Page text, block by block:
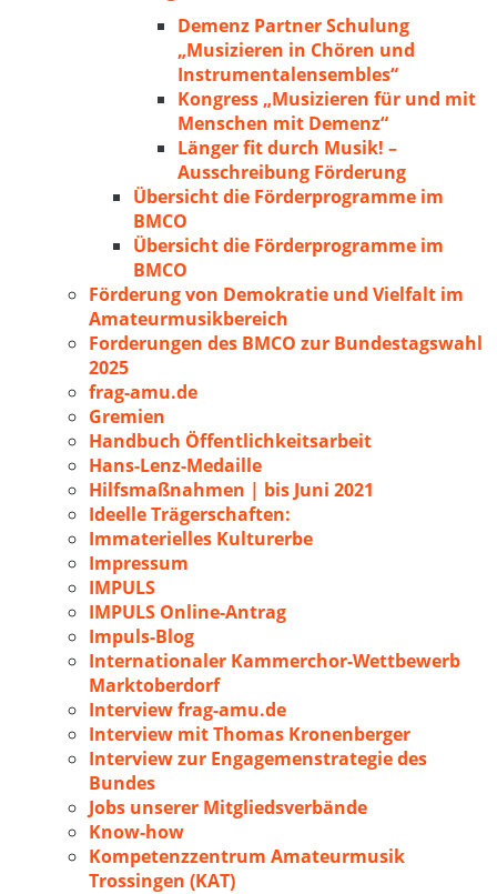
Demenz Partner Schulung
„Musizieren in Chören und
Instrumentalensembles“
Kongress „Musizieren für und mit
Menschen mit Demenz“
Länger fit durch Musik! –
Ausschreibung Förderung
Übersicht die Förderprogramme im
BMCO
Übersicht die Förderprogramme im
BMCO
Förderung von Demokratie und Vielfalt im
Amateurmusikbereich
Forderungen des BMCO zur Bundestagswahl
2025
frag-amu.de
Gremien
Handbuch Öffentlichkeitsarbeit
Hans-Lenz-Medaille
Hilfsmaßnahmen | bis Juni 2021
Ideelle Trägerschaften:
Immaterielles Kulturerbe
Impressum
IMPULS
IMPULS Online-Antrag
Impuls-Blog
Internationaler Kammerchor-Wettbewerb
Marktoberdorf
Interview frag-amu.de
Interview mit Thomas Kronenberger
Interview zur Engagemenstrategie des
Bundes
Jobs unserer Mitgliedsverbände
Know-how
Kompetenzzentrum Amateurmusik
Trossingen (KAT)